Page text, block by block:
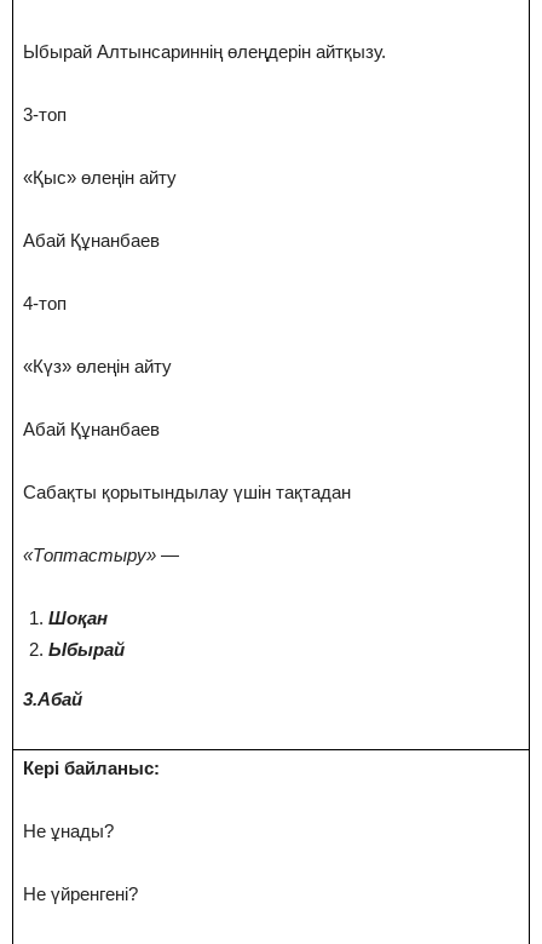
Ыбырай Алтынсариннің өлеңдерін айтқызу.
3-топ
«Қыс» өлеңін айту
Абай Құнанбаев
4-топ
«Күз» өлеңін айту
Абай Құнанбаев
Сабақты қорытындылау үшін тақтадан
«Топтастыру» —
Шоқан
Ыбырай
3.Абай
Кері байланыс:
Не ұнады?
Не үйренгені?